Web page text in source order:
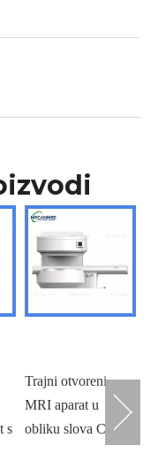
s
Trajni otvoreni
MRI aparat u
obliku slova C